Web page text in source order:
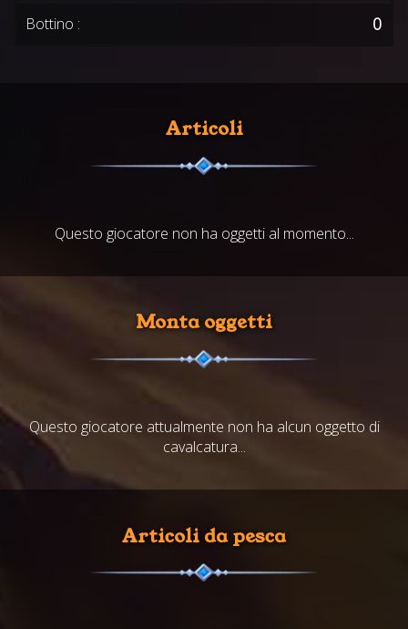
Bottino : 0
Articoli
Questo giocatore non ha oggetti al momento...
Monta oggetti
Questo giocatore attualmente non ha alcun oggetto di
cavalcatura...
Articoli da pesca